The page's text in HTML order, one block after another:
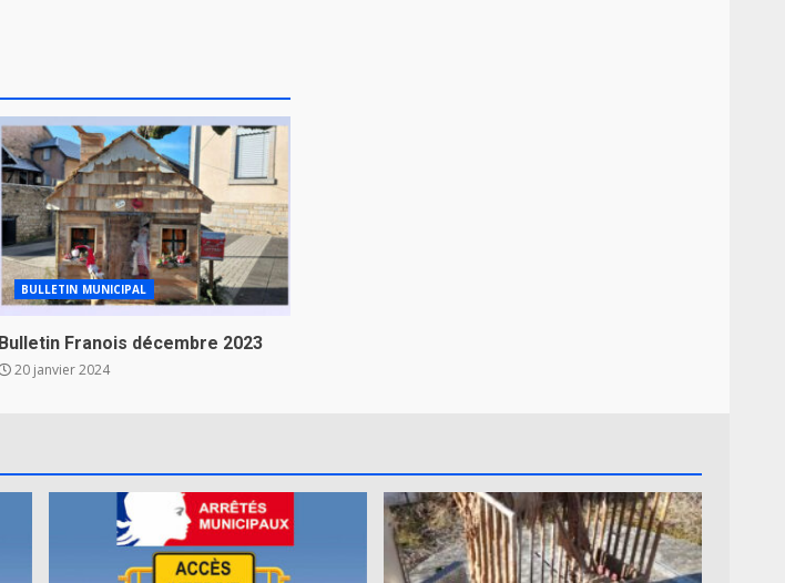
BULLETIN MUNICIPAL
Bulletin Franois décembre 2023
20 janvier 2024